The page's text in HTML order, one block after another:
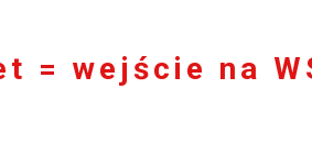
= wejście na